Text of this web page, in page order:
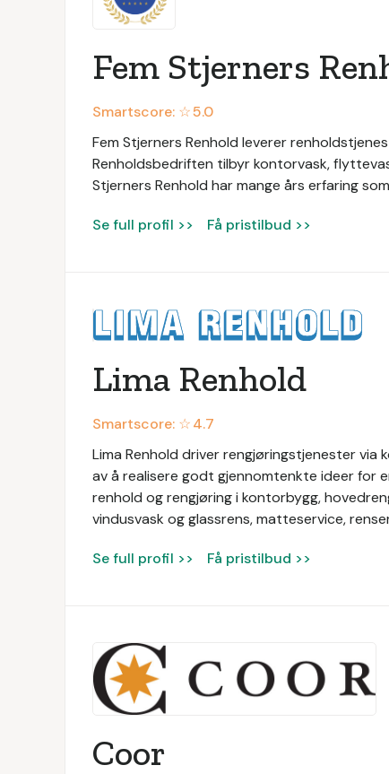
Fem Stjerners
Smartscore: ☆5.0
Fem Stjerners Renhold leverer
Renholdsbedriften tilbyr kontorvask,
Stjerners Renhold har mange års erfaring
Se full profil >> Få pristilbud >>
Lima Renhold
Smartscore: ☆4.7
Lima Renhold driver rengjøringstjenester
av å realisere godt gjennomtenkte ideer for
renhold og rengjøring i kontorbygg,
vindusvask og glassrens, matteservice,
Se full profil >> Få pristilbud >>
Coor